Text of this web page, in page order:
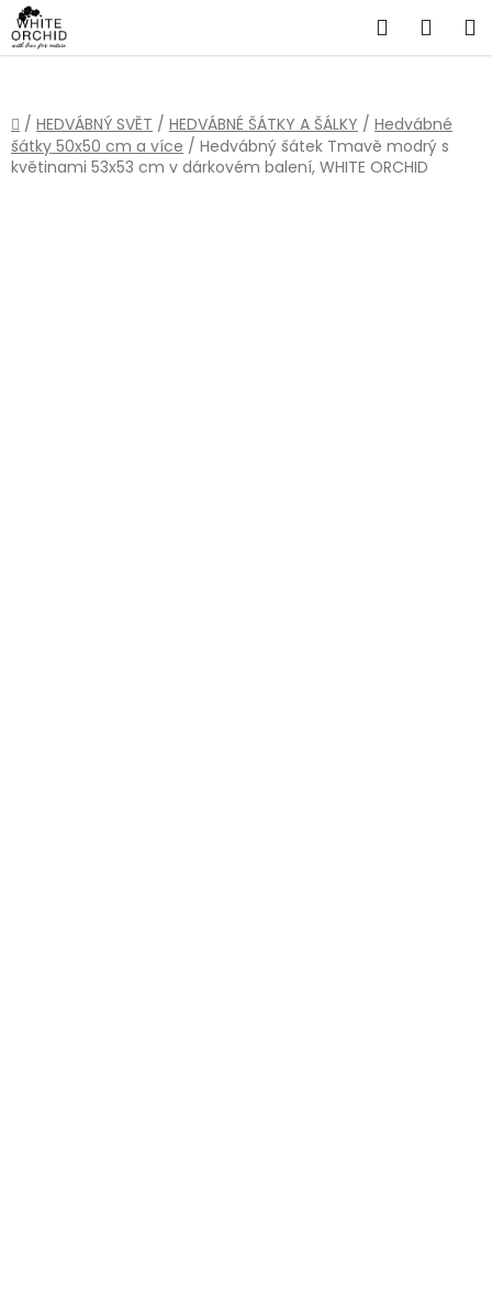
Přejít
na
obsah
Hledat
Domů
/ HEDVÁBNÝ SVĚT / HEDVÁBNÉ ŠÁTKY A ŠÁLKY / Hedvábné
šátky 50x50 cm a více / Hedvábný šátek Tmavě modrý s
květinami 53x53 cm v dárkovém balení, WHITE ORCHID